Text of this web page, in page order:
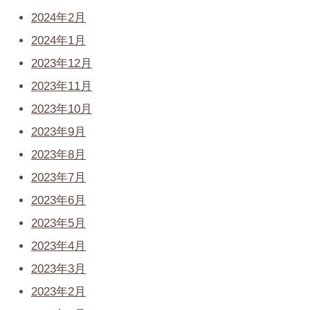
2024年2月
2024年1月
2023年12月
2023年11月
2023年10月
2023年9月
2023年8月
2023年7月
2023年6月
2023年5月
2023年4月
2023年3月
2023年2月